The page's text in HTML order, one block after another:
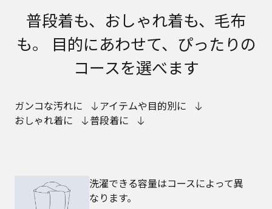
普段着も、おしゃれ着も、毛布
も。 目的にあわせて、ぴったりの
コースを選べます
ガンコな汚れに
アイテムや目的別に
おしゃれ着に
普段着に
洗濯できる容量はコースによって異
なります。